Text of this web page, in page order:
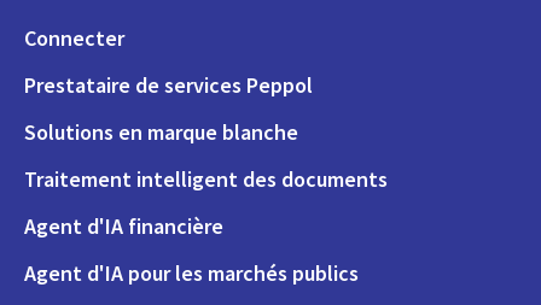
Connecter
Prestataire de services Peppol
Solutions en marque blanche
Traitement intelligent des documents
Agent d'IA financière
Agent d'IA pour les marchés publics